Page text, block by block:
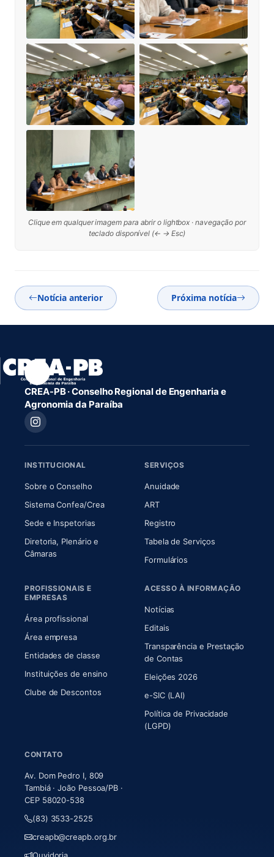
Clique em qualquer imagem para abrir o lightbox · navegação por
teclado disponível (← → Esc)
Notícia anterior Próxima notícia
CREA-PB · Conselho Regional de Engenharia e
Agronomia da Paraíba
INSTITUCIONAL
Sobre o Conselho(abre em nova aba)
Sistema Confea/Crea(abre em nova aba)
Sede e Inspetorias
Diretoria, Plenário e
Câmaras(abre em nova aba)
SERVIÇOS
Anuidade
ART(abre em nova aba)
Registro
Tabela de Serviços
Formulários
PROFISSIONAIS E
EMPRESAS
Área profissional
Área empresa
Entidades de classe
Instituições de ensino
Clube de Descontos
ACESSO À INFORMAÇÃO
Notícias
Editais
Transparência e Prestação
de Contas
Eleições 2026
e-SIC (LAI)
Política de Privacidade
(LGPD)
CONTATO
Av. Dom Pedro I, 809
Tambiá · João Pessoa/PB ·
CEP 58020-538
(83) 3533-2525
creapb@creapb.org.br